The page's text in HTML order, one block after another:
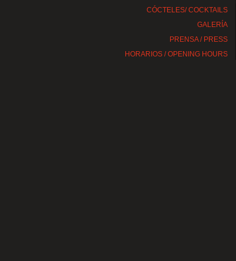
CÓCTELES/ COCKTAILS
GALERÍA
PRENSA / PRESS
HORARIOS / OPENING HOURS